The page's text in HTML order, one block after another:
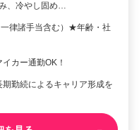
、冷やし固め…
律諸手当含む）★年齢・社
カー通勤OK！
勤続によるキャリア形成を